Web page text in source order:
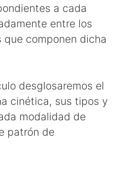
a cada
entre los
componen dicha
desglosaremos el
cinética, sus tipos y
modalidad de
patrón de